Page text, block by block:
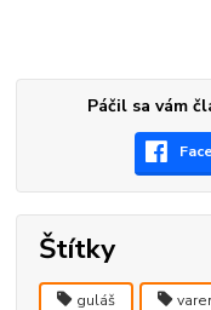
Páčil sa vám
Štítky
guláš